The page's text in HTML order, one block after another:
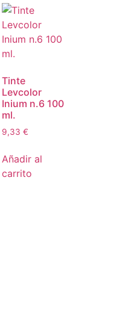
Tinte
Levcolor
Inium n.6 100
ml.
9,33 €
Añadir al
carrito